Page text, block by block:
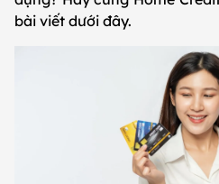
bài viết dưới đây.